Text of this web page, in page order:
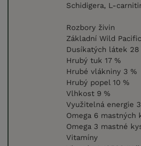
Schidigera, L-
Rozbory živin
Základní Wild
Dusíkatých látek 28
Hrubý tuk 17 %
Hrubé vlákniny 3 %
Hrubý popel 10 %
Vlhkost 9 %
Využitelná energie
Omega 6 mastných
Omega 3 mastné
Vitamíny